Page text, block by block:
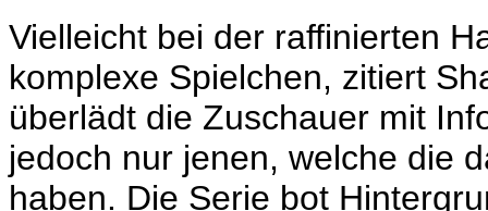
Vielleicht bei der raffinierten
komplexe Spielchen, zitiert
überlädt die Zuschauer mit
jedoch nur jenen, welche die
haben. Die Serie bot